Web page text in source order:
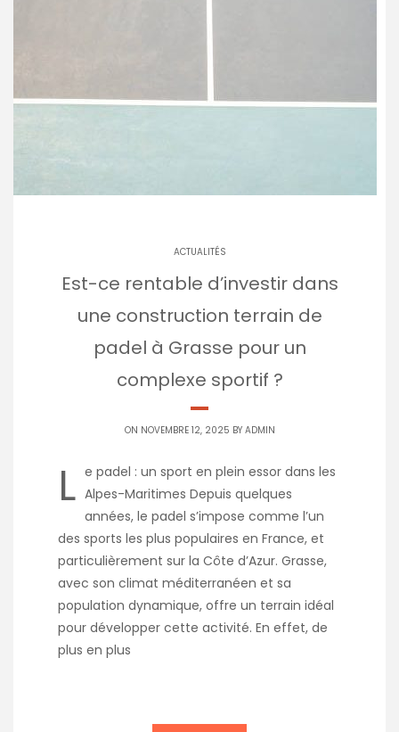
ACTUALITÉS
Est-ce rentable d’investir dans
une construction terrain de
padel à Grasse pour un
complexe sportif ?
ON NOVEMBRE 12, 2025 BY ADMIN
L e padel : un sport en plein essor dans les
Alpes-Maritimes Depuis quelques
années, le padel s’impose comme l’un
des sports les plus populaires en France, et
particulièrement sur la Côte d’Azur. Grasse,
avec son climat méditerranéen et sa
population dynamique, offre un terrain idéal
pour développer cette activité. En effet, de
plus en plus